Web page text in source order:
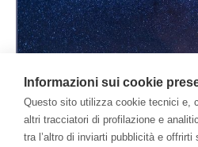
Informazioni sui cookie
Questo sito utilizza cookie tecnici e,
altri tracciatori di profilazione e
tra l’altro di inviarti pubblicità e